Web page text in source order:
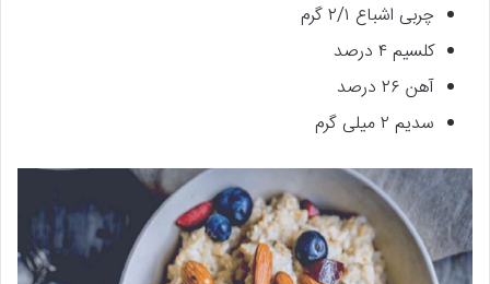
چربی اشباع ۲/۱ گرم
کلسیم ۴ درصد
آهن ۲۶ درصد
سدیم ۲ میلی گرم